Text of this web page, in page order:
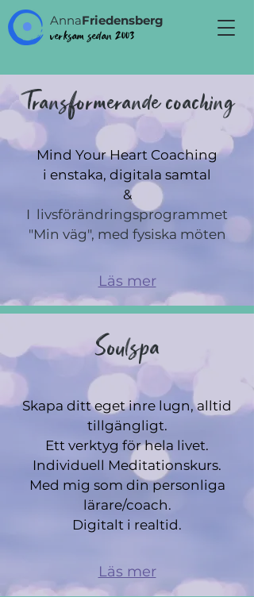
AnnaFriedensberg
verksam sedan 2003
Transformerande coaching
Mind Your Heart Coaching
i enstaka, digitala samtal
&
I livsförändringsprogrammet
"Min väg", med fysiska möten
Läs mer
Soulspa
Skapa ditt eget inre lugn, alltid
tillgängligt.
Ett verktyg för hela livet.
Individuell Meditationskurs.
Med mig som din personliga
lärare/coach.
Digitalt i realtid.
Läs mer